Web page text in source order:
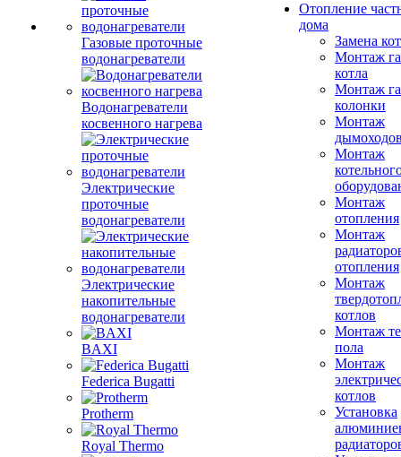
Газовые проточные
водонагреватели
Водонагреватели
косвенного нагрева
Электрические
проточные
водонагреватели
Электрические
накопительные
водонагреватели
BAXI
Federica Bugatti
Protherm
Royal Thermo
Отопление
дома
Замена
Монтаж
котла
Монтаж
колонки
Монтаж
Монтаж
Монтаж
отопления
Монтаж
отопления
Монтаж
котлов
Монтаж
пола
Монтаж
котлов
Установка